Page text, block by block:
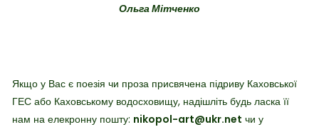
Ольга Мітченко
Якщо у Вас є поезія чи проза присвячена підриву Каховської
ГЕС або Каховському водосховищу, надішліть будь ласка її
нам на елекронну пошту: nikopol-art@ukr.net чи у